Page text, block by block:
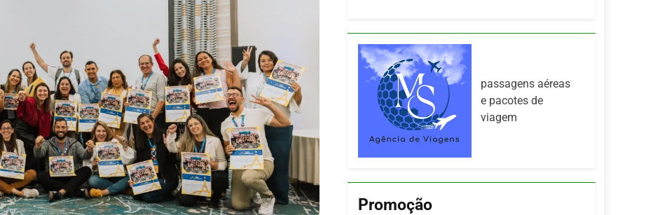
passagens aéreas
e pacotes de
viagem
Promoção